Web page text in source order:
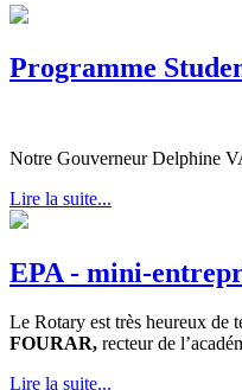
Programme
Notre Gouverneur Delphine
Lire la suite...
EPA - mini-
Le Rotary est très heureux de
FOURAR, recteur de
Lire la suite...